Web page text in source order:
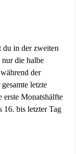
in der zweiten
die halbe
der
letzte
erste Monatshälfte
16. bis letzter Tag